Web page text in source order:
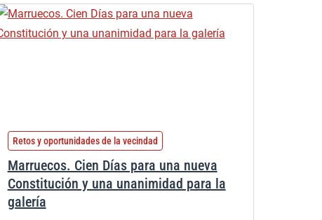
Retos y oportunidades de la vecindad
Marruecos. Cien Días para una nueva
Constitución y una unanimidad para la
galería